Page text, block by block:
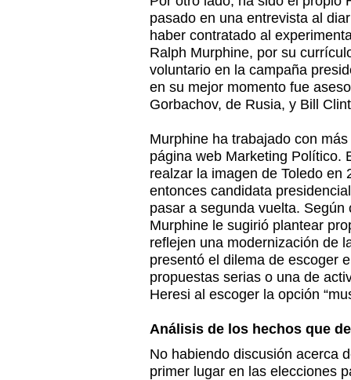
pasado en una entrevista al
haber contratado al
Ralph Murphine, por su
voluntario en la campaña
en su mejor momento fue
Gorbachov, de Rusia, y Bill
Murphine ha trabajado con
página web Marketing Político.
realzar la imagen de Toledo en
entonces candidata
pasar a segunda vuelta.
Murphine le sugirió plantear
reflejen una modernización de
presentó el dilema de escoger
propuestas serias o una de
Heresi al escoger la opción
Análisis de los hechos que
No habiendo discusión acerca
primer lugar en las elecciones